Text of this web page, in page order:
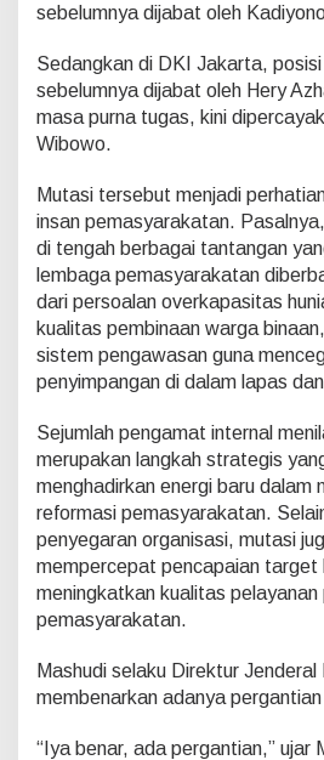
e
g
e
s
e
sebelumnya dijabat oleh
Sedangkan di DKI Jakarta,
sebelumnya dijabat oleh Hery
masa purna tugas, kini
Wibowo.
Mutasi tersebut menjadi
insan pemasyarakatan.
di tengah berbagai tantangan
lembaga pemasyarakatan
dari persoalan overkapasitas
kualitas pembinaan warga
sistem pengawasan guna
penyimpangan di dalam lapas
Sejumlah pengamat internal
merupakan langkah strategis
menghadirkan energi baru dalam
reformasi pemasyarakatan.
penyegaran organisasi, mutasi
mempercepat pencapaian target
meningkatkan kualitas
pemasyarakatan.
Mashudi selaku Direktur
membenarkan adanya
“Iya benar, ada pergantian,” ujar